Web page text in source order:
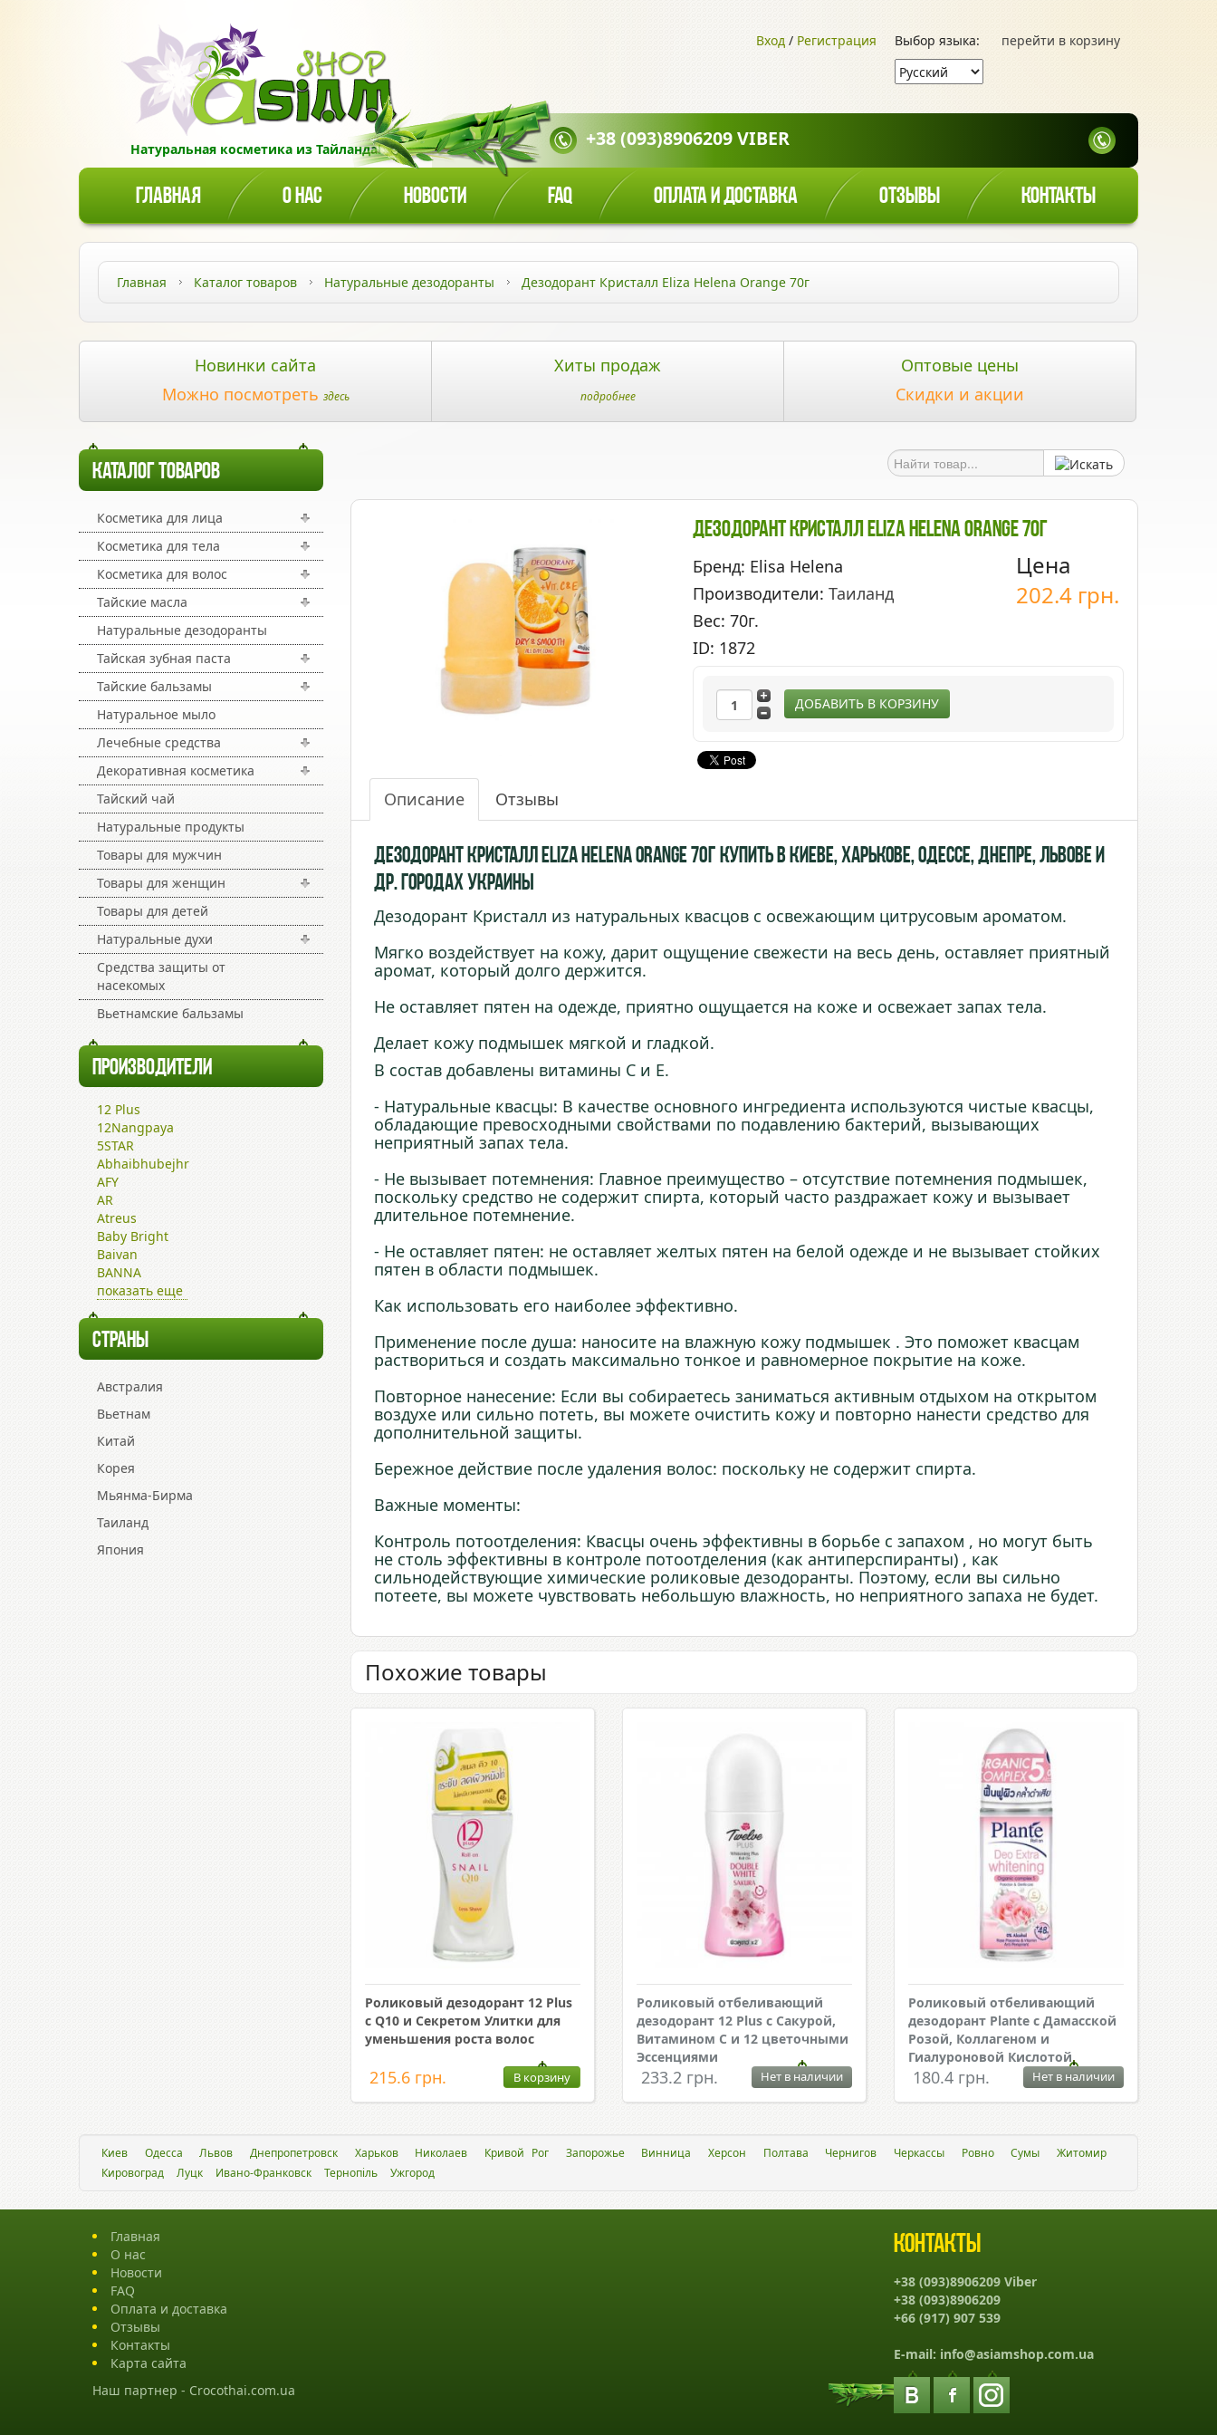
Натуральная косметика из Тайланда!
перейти в корзину
Выбор языка:
Вход / Регистрация
+38 (093)8906209 VIBER
ГЛАВНАЯ О НАС НОВОСТИ FAQ ОПЛАТА И ДОСТАВКА ОТЗЫВЫ КОНТАКТЫ
Главная Каталог товаров Натуральные дезодоранты Дезодорант Кристалл Eliza Helena Orange 70г
Новинки сайта
Можно посмотреть здесь
Хиты продаж
подробнее
Оптовые цены
Скидки и акции
КАТАЛОГ ТОВАРОВ
Косметика для лица
Косметика для тела
Косметика для волос
Тайские масла
Натуральные дезодоранты
Тайская зубная паста
Тайские бальзамы
Натуральное мыло
Лечебные средства
Декоративная косметика
Тайский чай
Натуральные продукты
Товары для мужчин
Товары для женщин
Товары для детей
Натуральные духи
Средства защиты от
насекомых
Вьетнамские бальзамы
ПРОИЗВОДИТЕЛИ
12 Plus
12Nangpaya
5STAR
Abhaibhubejhr
AFY
AR
Atreus
Baby Bright
Baivan
BANNA
показать еще
СТРАНЫ
Австралия
Вьетнам
Китай
Корея
Мьянма-Бирма
Таиланд
Япония
Дезодорант Кристалл Eliza Helena Orange 70г
Бренд: Elisa Helena
Производители: Таиланд
Вес: 70г.
ID: 1872
Цена
202.4 грн.
ДОБАВИТЬ В КОРЗИНУ
Описание Отзывы
Дезодорант Кристалл Eliza Helena Orange 70г купить в Киеве, Харькове, Одессе, Днепре, Львове и
др. городах Украины
Дезодорант Кристалл из натуральных квасцов с освежающим цитрусовым ароматом.
Мягко воздействует на кожу, дарит ощущение свежести на весь день, оставляет приятный
аромат, который долго держится.
Не оставляет пятен на одежде, приятно ощущается на коже и освежает запах тела.
Делает кожу подмышек мягкой и гладкой.
В состав добавлены витамины С и Е.
- Натуральные квасцы: В качестве основного ингредиента используются чистые квасцы,
обладающие превосходными свойствами по подавлению бактерий, вызывающих
неприятный запах тела.
- Не вызывает потемнения: Главное преимущество – отсутствие потемнения подмышек,
поскольку средство не содержит спирта, который часто раздражает кожу и вызывает
длительное потемнение.
- Не оставляет пятен: не оставляет желтых пятен на белой одежде и не вызывает стойких
пятен в области подмышек.
Как использовать его наиболее эффективно.
Применение после душа: наносите на влажную кожу подмышек . Это поможет квасцам
раствориться и создать максимально тонкое и равномерное покрытие на коже.
Повторное нанесение: Если вы собираетесь заниматься активным отдыхом на открытом
воздухе или сильно потеть, вы можете очистить кожу и повторно нанести средство для
дополнительной защиты.
Бережное действие после удаления волос: поскольку не содержит спирта.
Важные моменты:
Контроль потоотделения: Квасцы очень эффективны в борьбе с запахом , но могут быть
не столь эффективны в контроле потоотделения (как антиперспиранты) , как
сильнодействующие химические роликовые дезодоранты. Поэтому, если вы сильно
потеете, вы можете чувствовать небольшую влажность, но неприятного запаха не будет.
Похожие товары
Роликовый дезодорант 12 Plus
с Q10 и Секретом Улитки для
уменьшения роста волос
215.6 грн. В корзину
Роликовый отбеливающий
дезодорант 12 Plus с Сакурой,
Витамином С и 12 цветочными
Эссенциями
233.2 грн. Нет в наличии
Роликовый отбеливающий
дезодорант Plante с Дамасской
Розой, Коллагеном и
Гиалуроновой Кислотой
180.4 грн. Нет в наличии
Киев Одесса Львов Днепропетровск Харьков Николаев Кривой Рог Запорожье Винница Херсон Полтава Чернигов Черкассы Ровно Сумы
Житомир
Кировоград
Луцк Ивано-Франковск Тернопіль Ужгород
Главная
О нас
Новости
FAQ
Оплата и доставка
Отзывы
Контакты
Карта сайта
Наш партнер - Crocothai.com.ua
Контакты
+38 (093)8906209 Viber
+38 (093)8906209
+66 (917) 907 539
E-mail: info@asiamshop.com.ua